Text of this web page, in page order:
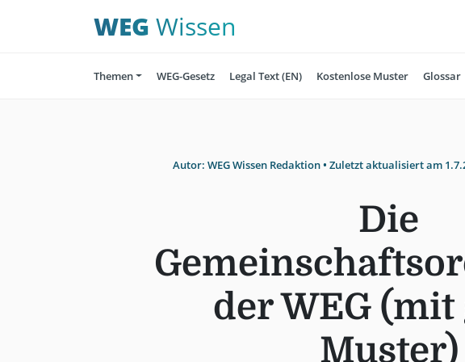
WEG Wissen
Themen WEG-Gesetz Legal Text (EN) Kostenlose Muster Glossar
Autor: WEG Wissen Redaktion• Zuletzt aktualisiert am
Die
der WEG
Muster)